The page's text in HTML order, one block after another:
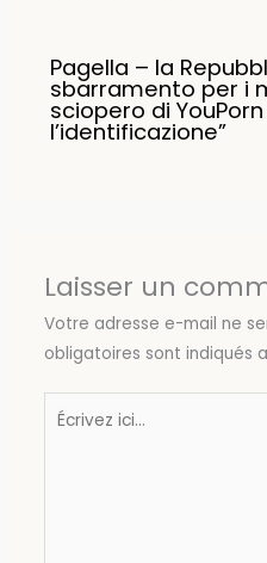
Pagella – la
sbarramento per i
sciopero di
l’identificazione”
Laisser un
Votre adresse e-mail ne
obligatoires sont indiqués
Écrivez